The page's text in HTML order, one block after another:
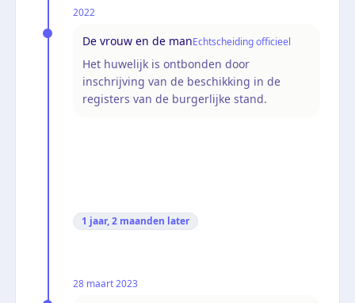
2022
De vrouw en de manEchtscheiding officieel
Het huwelijk is ontbonden door
inschrijving van de beschikking in de
registers van de burgerlijke stand.
1 jaar, 2 maanden later
28 maart 2023